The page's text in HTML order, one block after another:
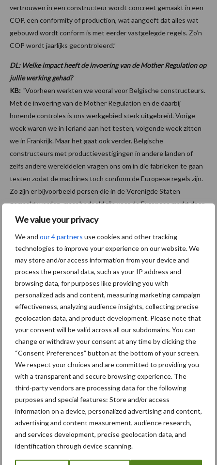
We value your privacy
We and our 4 partners use cookies and other tracking
technologies to improve your experience on our website. We
may store and/or access information from your device and
process the personal data, such as your IP address and
browsing data, for purposes like providing you with
personalized ads and content, measuring marketing campaign
effectiveness, analyzing audience insights, collecting precise
geolocation data, and product development. Please note that
your consent will be valid across all our subdomains. You can
change or withdraw your consent at any time by clicking the
“Consent Preferences” button at the bottom of your screen.
We respect your choices and are committed to providing you
with a transparent and secure browsing experience. The
third-party vendors are processing data for the following
purposes and special features: Store and/or access
information on a device, personalized advertising and content,
advertising and content measurement, audience research,
and services development, precise geolocation data, and
identification through device scanning.
vertrouwen in een constructeur wordt concreet gemaakt in een
COP, een conformity of production, wat aangeeft dat alles wat
gebouwd wordt conform is met eerder vastgelegde regels. Zo’n
COP wordt jaarlijks gecontroleerd.”
DL: Welke impact heeft de invoering van de Mother Regulation op
jullie werking gehad?
KB: “Voorheen werkten we vooral voor Belgische constructeurs.
Met de invoering van de Mother Regulation en de daarbij
horende controles is ons werkgebied sterk uitgebreid. Vorige
week waren we in Ierland aan het testen, volgende week zitten
we in Frankrijk. Maar het gaat ook verder. Belgische
constructeurs met productievestigingen in andere landen of
zelfs andere werelddelen vragen ons om in die fabrieken te gaan
testen zodat de machines toch conform de Europese regels zijn.
Zo zijn er bijvoorbeeld persen die in de Verenigde Staten
gemaakt worden, maar bedoeld zijn voor de Europese markt door
ons gecontroleerd. Het gebeurt ook dat Belgische importeurs
dan importeurs waarmee we in het verleden al samenwerkten om
de machines in België te homologeren en we nu een stap hoger
de homologatie uitvoeren.”
“De wensen van de gebruiker laten rijmen met het
wettelijke kader is niet altijd evident”
DL: Hoe verhoudt de praktijk zich tegenover de wetgeving?
“Als we gaan kijken naar de eisen van de boer of loonwerker,
lage bodemdruk, een hoge bodemvrijheid, een korte wielbasis
voor een betere wendbaarheid, een brede machine voor een
hoge efficiëntie en dergelijke. Dat zijn facetten die het voor de
constructeur moeilijk maken om een machine te gaan bouwen die
past binnen de wettelijke regels. De wensen van de gebruiker
laten rijmen met het wettelijke kader is niet altijd evident.”